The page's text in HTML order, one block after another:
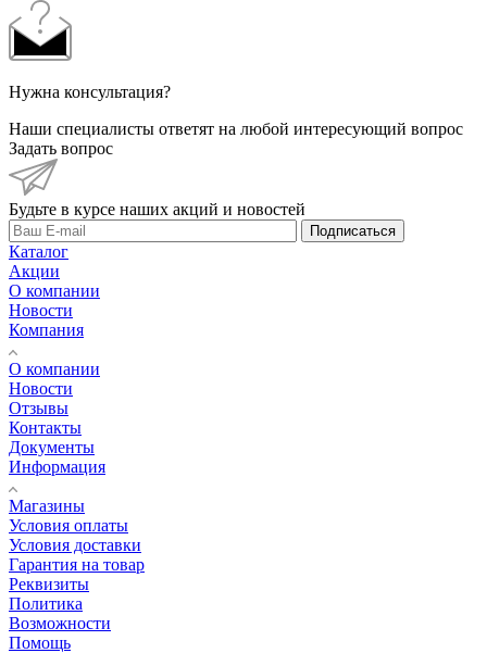
Нужна консультация?
Наши специалисты ответят на любой интересующий вопрос
Задать вопрос
Будьте в курсе наших акций и новостей
Подписаться
Каталог
Акции
О компании
Новости
Компания
О компании
Новости
Отзывы
Контакты
Документы
Информация
Магазины
Условия оплаты
Условия доставки
Гарантия на товар
Реквизиты
Политика
Возможности
Помощь